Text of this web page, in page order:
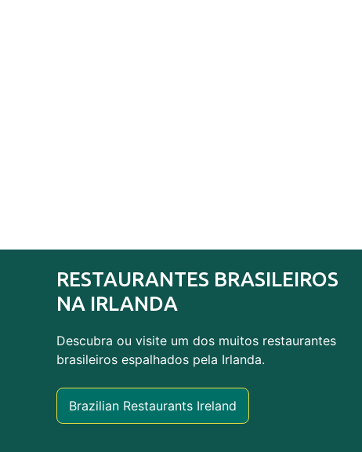
RESTAURANTES BRASILEIROS
NA IRLANDA
Descubra ou visite um dos muitos restaurantes
brasileiros espalhados pela Irlanda.
Brazilian Restaurants Ireland